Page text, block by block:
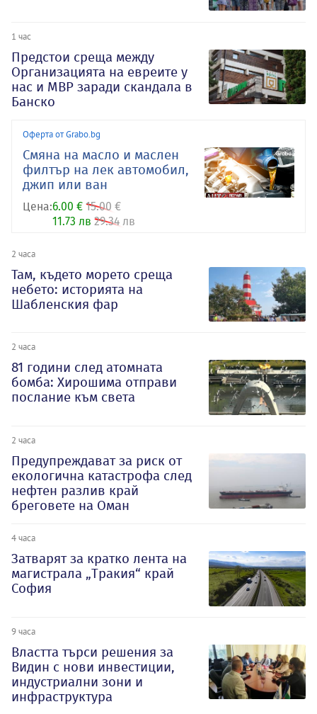
1 час
Предстои среща между
Организацията на евреите у
нас и МВР заради скандала в
Банско
Оферта от Grabo.bg
Смяна на масло и маслен
филтър на лек автомобил,
джип или ван
Цена:6.00 € 15.00 €
11.73 лв 29.34 лв
2 часа
Там, където морето среща
небето: историята на
Шабленския фар
2 часа
81 години след атомната
бомба: Хирошима отправи
послание към света
2 часа
Предупреждават за риск от
екологична катастрофа след
нефтен разлив край
бреговете на Оман
4 часа
Затварят за кратко лента на
магистрала „Тракия“ край
София
9 часа
Властта търси решения за
Видин с нови инвестиции,
индустриални зони и
инфраструктура